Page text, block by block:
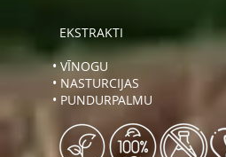
EKSTRAKTI
• VĪNOGU
• NASTURCIJAS
• PUNDURPALMU